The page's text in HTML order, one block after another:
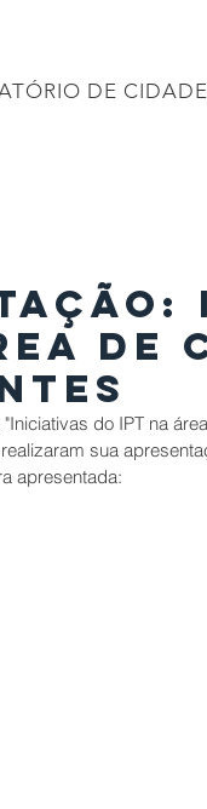
DE
de
do IPT na
sua
apresentada: